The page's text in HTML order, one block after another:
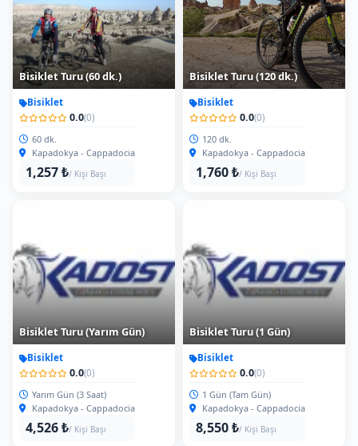
Bisiklet Turu (60 dk.)
Bisiklet
0.0(0)
60 dk.
Kapadokya - Cappadocia
1,257 ₺/ Kişi Başı
Bisiklet Turu (120 dk.)
Bisiklet
0.0(0)
120 dk.
Kapadokya - Cappadocia
1,760 ₺/ Kişi Başı
Bisiklet Turu (Yarım Gün)
Bisiklet
0.0(0)
Yarım Gün (3 Saat)
Kapadokya - Cappadocia
4,526 ₺/ Kişi Başı
Bisiklet Turu (1 Gün)
Bisiklet
0.0(0)
1 Gün (Tam Gün)
Kapadokya - Cappadocia
8,550 ₺/ Kişi Başı